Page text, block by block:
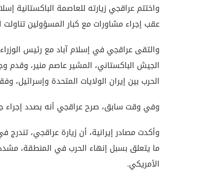
واختتم عراقجي زيارته للعاصمة
عقب إجراء مشاورات مع كبار المسؤولين تناولت
والتقى عراقجي في إسلام آباد مع رئيس
الجيش الباكستاني، المشير عاصم منير،
الحرب بين إيران الولايات المتحدة وإسرائيل،
وفي وقت سابق، صرح عراقجي أنه بصدد
وأكدت مصادر إيرانية، أن زيارة عراقجي، تندرج
ما يتعلق بسبل إنهاء الحرب في المنطقة،
الأمريكي.